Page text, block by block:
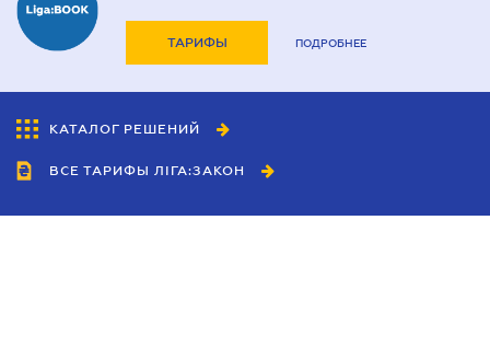
ТАРИФЫ ПОДРОБНЕЕ
КАТАЛОГ РЕШЕНИЙ
ВСЕ ТАРИФЫ ЛІГА:ЗАКОН